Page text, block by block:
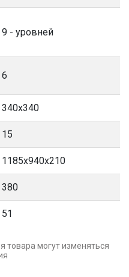
9 - уровней
6
340х340
15
1185х940х210
380
51
товара могут изменяться